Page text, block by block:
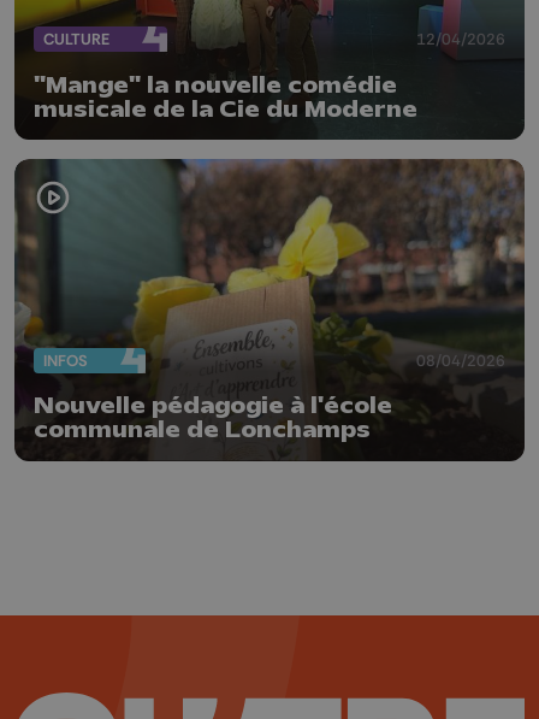
CULTURE 12/04/2026
"Mange" la nouvelle comédie
musicale de la Cie du Moderne
INFOS 08/04/2026
Nouvelle pédagogie à l'école
communale de Lonchamps